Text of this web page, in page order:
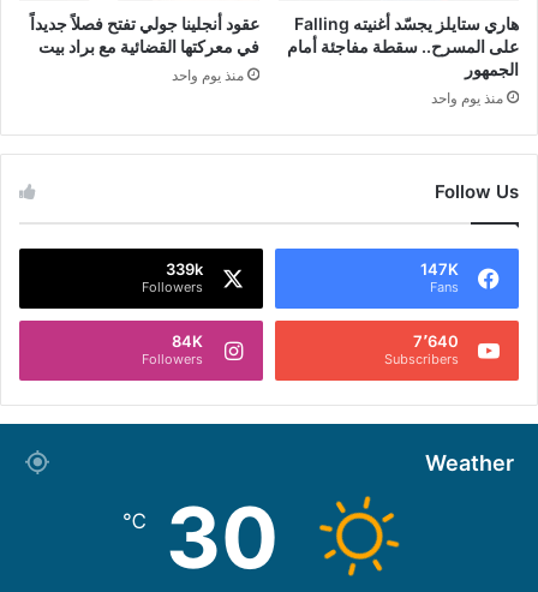
هاري ستايلز يجسّد أغنيته Falling
على المسرح.. سقطة مفاجئة أمام
الجمهور
منذ يوم واحد
عقود أنجلينا جولي تفتح فصلاً جديداً
في معركتها القضائية مع براد بيت
منذ يوم واحد
Follow Us
147K
Fans
339k
Followers
7٬640
Subscribers
84K
Followers
Weather
30
℃